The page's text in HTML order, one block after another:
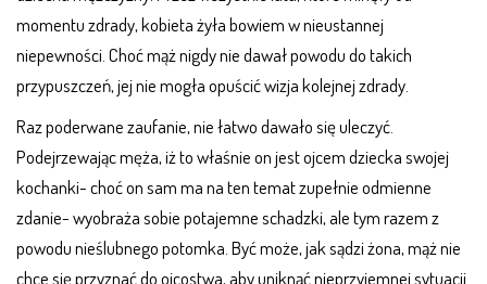
momentu zdrady, kobieta żyła bowiem w nieustannej
niepewności. Choć mąż nigdy nie dawał powodu do takich
przypuszczeń, jej nie mogła opuścić wizja kolejnej zdrady.
Raz poderwane zaufanie, nie łatwo dawało się uleczyć.
Podejrzewając męża, iż to właśnie on jest ojcem dziecka swojej
kochanki- choć on sam ma na ten temat zupełnie odmienne
zdanie- wyobraża sobie potajemne schadzki, ale tym razem z
powodu nieślubnego potomka. Być może, jak sądzi żona, mąż nie
chce się przyznać do ojcostwa, aby uniknąć nieprzyjemnej sytuacji